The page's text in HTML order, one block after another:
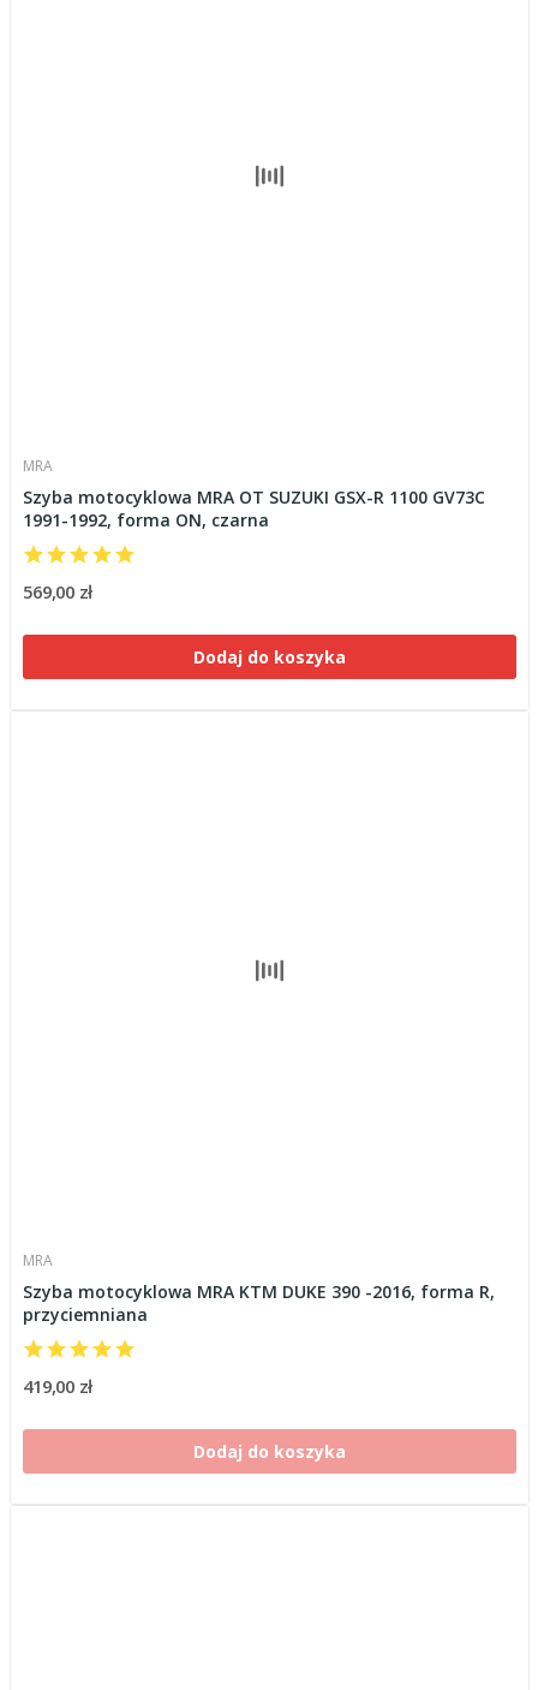
MRA
Szyba motocyklowa MRA OT SUZUKI GSX-R 1100 GV73C
1991-1992, forma ON, czarna
569,00 zł
Dodaj do koszyka
MRA
Szyba motocyklowa MRA KTM DUKE 390 -2016, forma R,
przyciemniana
419,00 zł
Dodaj do koszyka